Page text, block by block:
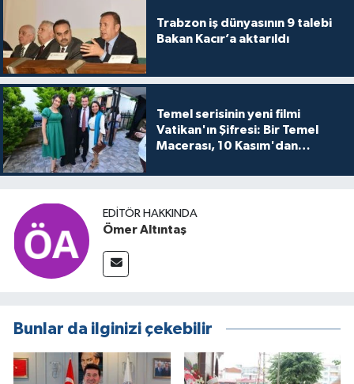
Trabzon iş dünyasının 9 talebi
Bakan Kacır’a aktarıldı
Temel serisinin yeni filmi
Vatikan'ın Şifresi: Bir Temel
Macerası, 10 Kasım'dan
buluşuyo
EDITÖR HAKKINDA
Ömer Altıntaş
Bunlar da ilginizi çekebilir